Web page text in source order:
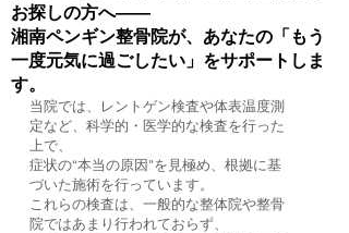
お探しの方へ――
湘南ペンギン整骨院が、あなたの「もう
一度元気に過ごしたい」をサポートしま
す。
当院では、レントゲン検査や体表温度測
定など、科学的・医学的な検査を行った
上で、
症状の“本当の原因”を見極め、根拠に基
づいた施術を行っています。
これらの検査は、一般的な整体院や整骨
院ではあまり行われておらず、